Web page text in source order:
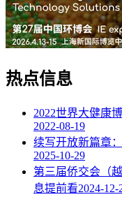
热点信息
2022世界大健康
2022-08-19
续写开放新篇章
2025-10-29
第三届侨交会（
息提前看2024-12-